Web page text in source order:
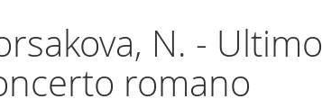
N. - Ultimo
romano